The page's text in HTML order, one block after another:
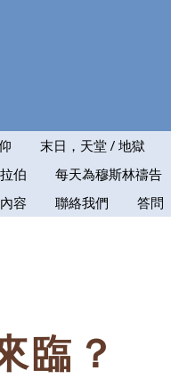
末日，天堂 / 地獄
伯 每天為穆斯林禱告
容 聯絡我們 答問
臨？